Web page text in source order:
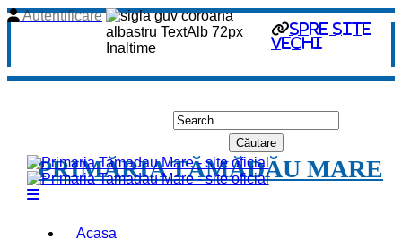
spre site
vechi
Autentificare
PRIMĂRIA TĂMĂDĂU MARE
Acasa